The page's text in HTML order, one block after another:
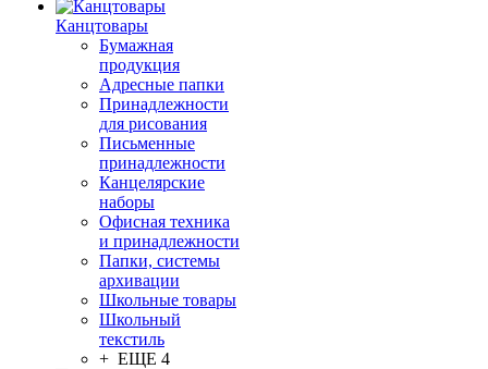
Канцтовары
Бумажная
продукция
Адресные папки
Принадлежности
для рисования
Письменные
принадлежности
Канцелярские
наборы
Офисная техника
и принадлежности
Папки, системы
архивации
Школьные товары
Школьный
текстиль
+ ЕЩЕ 4